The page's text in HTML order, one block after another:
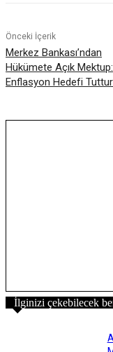
Önceki İçerik
Merkez Bankası’ndan
Hükümete Açık Mektup:
Enflasyon Hedefi
İlginizi çekebilecek